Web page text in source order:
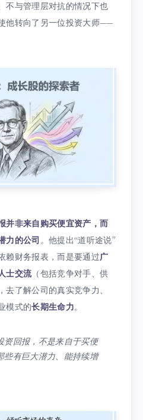
不与管理层对抗的情况下也
他转向了另一位投资大师——
并非来自购买便宜资产，而
力的公司 。他提出“道听途说”
赖财务报表，而是要通过广
士交流（包括竞争对手、供
了解公司的真实竞争力、
模式的长期生命力。
资回报，不是来自于买便
些有巨大潜力、能持续增